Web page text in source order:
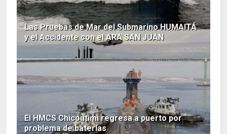
Las Pruebas de Mar del Submarino HUMAITÁ
y el Accidente con el ARA SAN JUAN
El HMCS Chicoutimi regresa a puerto por
problema de baterías